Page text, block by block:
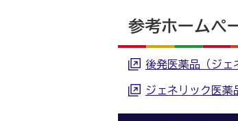
参考ホームペ
後発医薬品（ジェ
ジェネリック医薬